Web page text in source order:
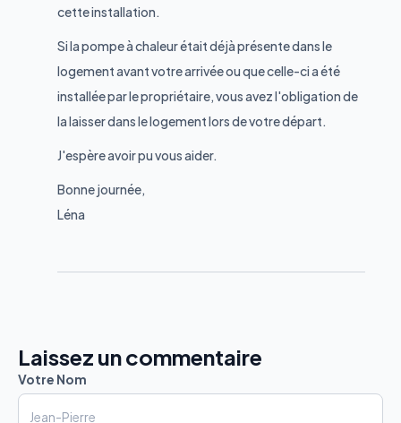
cette installation.
Si la pompe à chaleur était déjà présente dans le
logement avant votre arrivée ou que celle-ci a été
installée par le propriétaire, vous avez l'obligation de
la laisser dans le logement lors de votre départ.
J'espère avoir pu vous aider.
Bonne journée,
Léna
Laissez un commentaire
Votre Nom